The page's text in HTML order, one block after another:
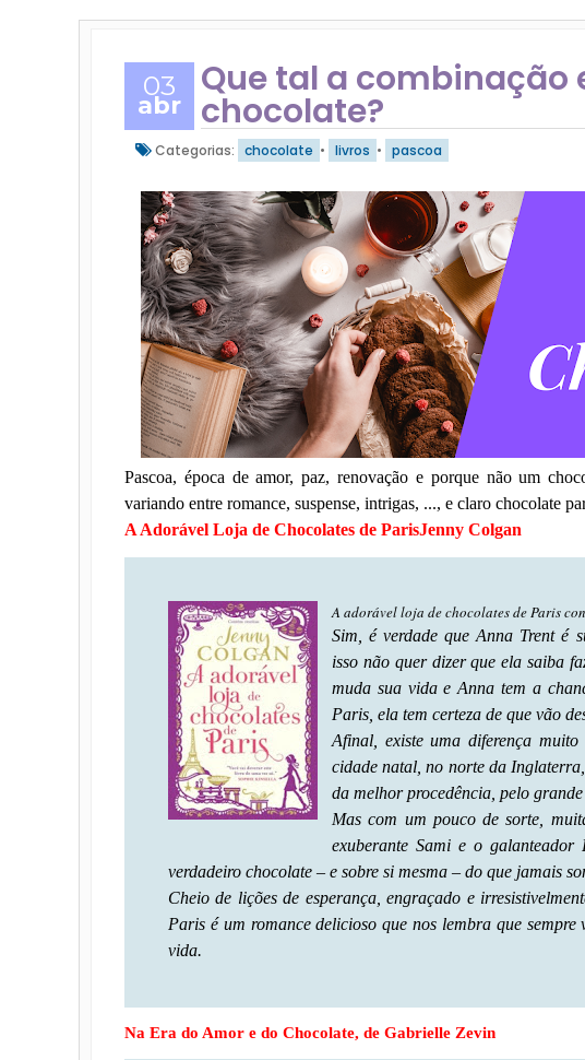
03
abr
Que tal a combinação
chocolate?
Categorias: chocolate • livros • pascoa
Pascoa, época de amor, paz, renovação e porque não um
variando entre romance, suspense, intrigas, ..., e claro chocolate
A Adorável Loja de Chocolates de ParisJenny Colgan
A adorável loja de chocolates de Paris
Sim, é verdade que Anna Trent é
isso não quer dizer que ela saiba
muda sua vida e Anna tem a
Paris, ela tem certeza de que vão
Afinal, existe uma diferença
cidade natal, no norte da
da melhor procedência, pelo
Mas com um pouco de sorte,
exuberante Sami e o
verdadeiro chocolate – e sobre si mesma – do que jamais
Cheio de lições de esperança, engraçado e
Paris é um romance delicioso que nos lembra que
vida.
Na Era do Amor e do Chocolate, de Gabrielle Zevin